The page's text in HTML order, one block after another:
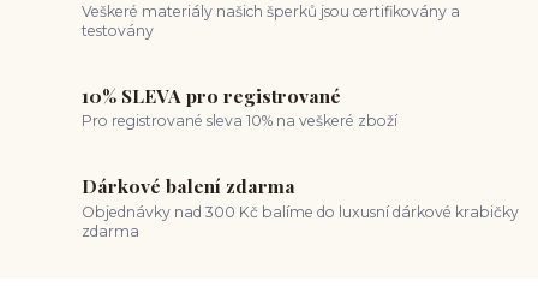
Veškeré materiály našich šperků jsou certifikovány a
testovány
10% SLEVA pro registrované
Pro registrované sleva 10% na veškeré zboží
Dárkové balení zdarma
Objednávky nad 300 Kč balíme do luxusní dárkové krabičky
zdarma